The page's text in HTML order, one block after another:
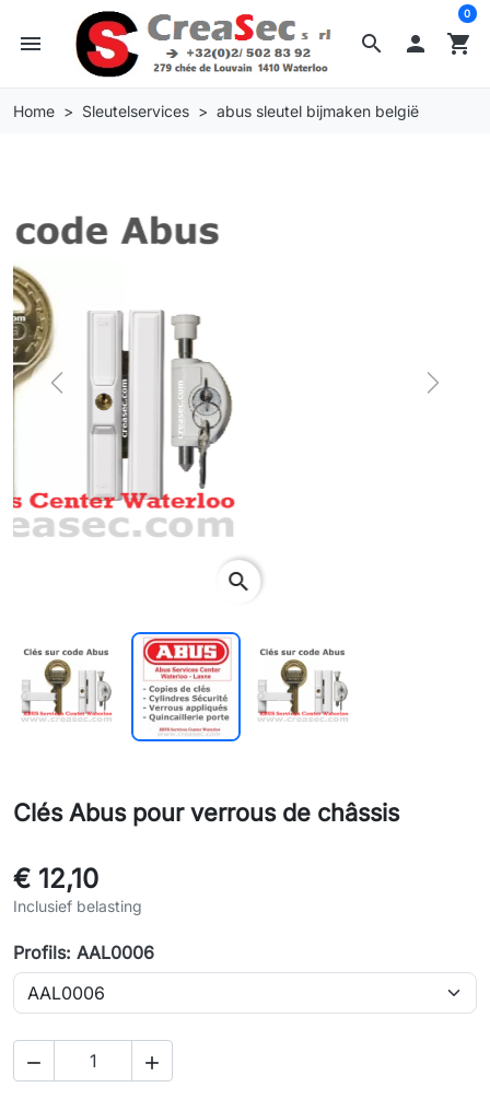
search
menu  shopping_cart
0
Home Sleutelservices abus sleutel bijmaken belgië
Previous Next
Clés Abus pour verrous de châssis
€ 12,10
Inclusief belasting
Profils: AAL0006
 